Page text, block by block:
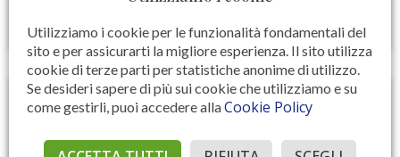
95 MQ 2
Utilizziamo i cookie per le funzionalità fondamentali del
sito e per assicurarti la migliore esperienza. Il sito utilizza
cookie di terze parti per statistiche anonime di utilizzo.
Se desideri sapere di più sui cookie che utilizziamo e su
come gestirli, puoi accedere allaCookie Policy